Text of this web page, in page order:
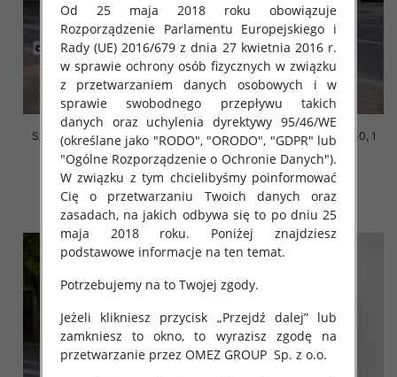
Spodenki męskie Roz 30-40, 1
Kolor Paczka 10 szt
44.00 zł
szczegóły
Spodenki męskie Roz 30-40, 1
Kolor Paczka 10 szt
44.00 zł
szczegóły
Od 25 maja 2018 roku obowiązuje
Rozporządzenie Parlamentu Europejskiego i
Rady (UE) 2016/679 z dnia 27 kwietnia 2016 r.
w sprawie ochrony osób fizycznych w związku
z przetwarzaniem danych osobowych i w
sprawie swobodnego przepływu takich
danych oraz uchylenia dyrektywy 95/46/WE
(określane jako "RODO", "ORODO", "GDPR" lub
"Ogólne Rozporządzenie o Ochronie Danych").
W związku z tym chcielibyśmy poinformować
Cię o przetwarzaniu Twoich danych oraz
zasadach, na jakich odbywa się to po dniu 25
maja 2018 roku. Poniżej znajdziesz
podstawowe informacje na ten temat.
Potrzebujemy na to Twojej zgody.
Jeżeli klikniesz przycisk „Przejdź dalej” lub
zamkniesz to okno, to wyrazisz zgodę na
przetwarzanie przez OMEZ GROUP Sp. z o.o.